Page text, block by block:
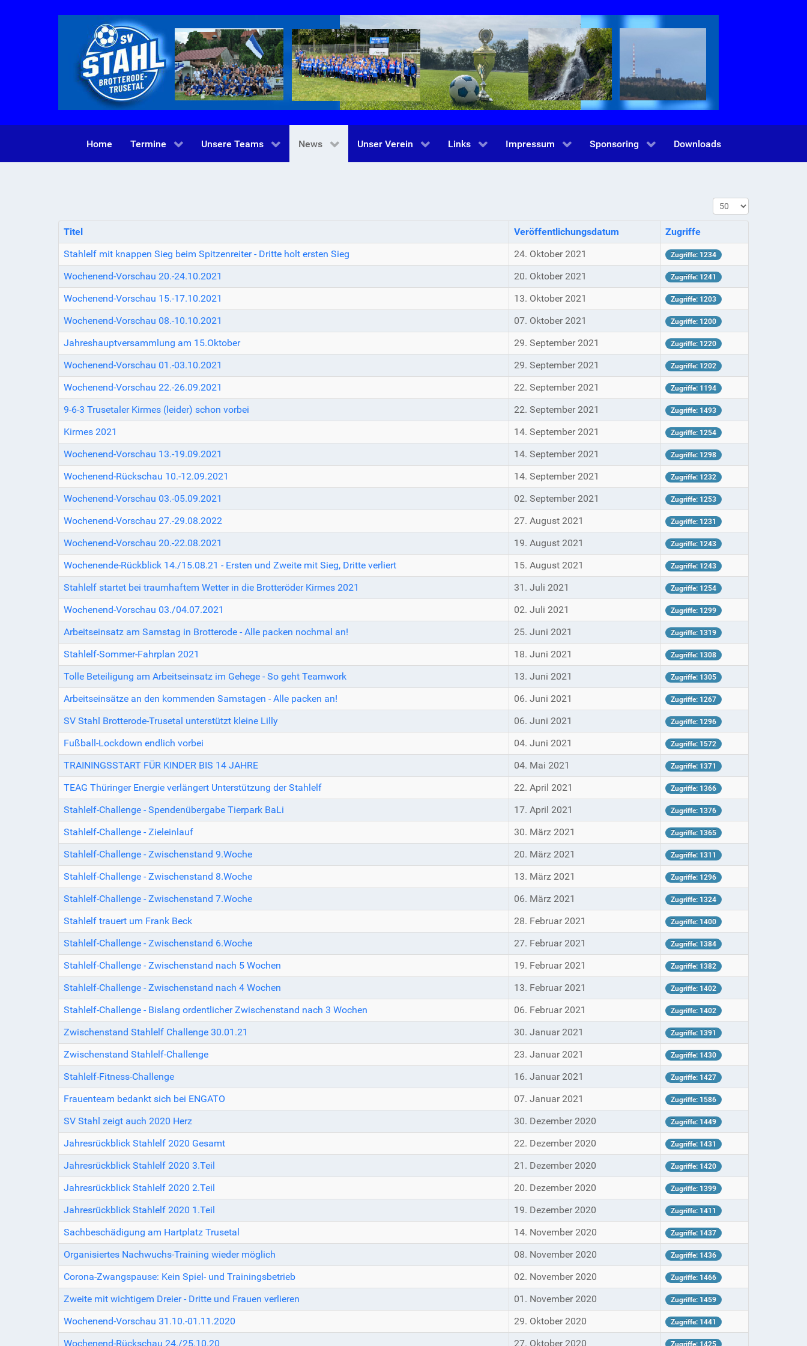
Home Termine Unsere Teams News Unser Verein Links Impressum Sponsoring Downloads
Anzeige #
Titel Veröffentlichungsdatum
Zugriffe
Stahlelf mit knappen Sieg beim Spitzenreiter - Dritte holt ersten Sieg
24. Oktober 2021 Zugriffe: 1234
Wochenend-Vorschau 20.-24.10.2021 20. Oktober 2021 Zugriffe: 1241
Wochenend-Vorschau 15.-17.10.2021 13. Oktober 2021 Zugriffe: 1203
Wochenend-Vorschau 08.-10.10.2021 07. Oktober 2021 Zugriffe: 1200
Jahreshauptversammlung am 15.Oktober 29. September 2021 Zugriffe: 1220
Wochenend-Vorschau 01.-03.10.2021 29. September 2021 Zugriffe: 1202
Wochenend-Vorschau 22.-26.09.2021 22. September 2021 Zugriffe: 1194
9-6-3 Trusetaler Kirmes (leider) schon vorbei 22. September 2021 Zugriffe: 1493
Kirmes 2021 14. September 2021 Zugriffe: 1254
Wochenend-Vorschau 13.-19.09.2021 14. September 2021 Zugriffe: 1298
Wochenend-Rückschau 10.-12.09.2021 14. September 2021 Zugriffe: 1232
Wochenend-Vorschau 03.-05.09.2021 02. September 2021 Zugriffe: 1253
Wochenend-Vorschau 27.-29.08.2022 27. August 2021 Zugriffe: 1231
Wochenend-Vorschau 20.-22.08.2021 19. August 2021 Zugriffe: 1243
Wochenende-Rückblick 14./15.08.21 - Ersten und Zweite mit Sieg, Dritte verliert 15. August 2021 Zugriffe: 1243
Stahlelf startet bei traumhaftem Wetter in die Brotteröder Kirmes 2021 31. Juli 2021 Zugriffe: 1254
Wochenend-Vorschau 03./04.07.2021 02. Juli 2021 Zugriffe: 1299
Arbeitseinsatz am Samstag in Brotterode - Alle packen nochmal an! 25. Juni 2021 Zugriffe: 1319
Stahlelf-Sommer-Fahrplan 2021 18. Juni 2021 Zugriffe: 1308
Tolle Beteiligung am Arbeitseinsatz im Gehege - So geht Teamwork 13. Juni 2021 Zugriffe: 1305
Arbeitseinsätze an den kommenden Samstagen - Alle packen an! 06. Juni 2021 Zugriffe: 1267
SV Stahl Brotterode-Trusetal unterstützt kleine Lilly 06. Juni 2021 Zugriffe: 1296
Fußball-Lockdown endlich vorbei 04. Juni 2021 Zugriffe: 1572
TRAININGSSTART FÜR KINDER BIS 14 JAHRE 04. Mai 2021 Zugriffe: 1371
TEAG Thüringer Energie verlängert Unterstützung der Stahlelf 22. April 2021 Zugriffe: 1366
Stahlelf-Challenge - Spendenübergabe Tierpark BaLi 17. April 2021 Zugriffe: 1376
Stahlelf-Challenge - Zieleinlauf 30. März 2021 Zugriffe: 1365
Stahlelf-Challenge - Zwischenstand 9.Woche 20. März 2021 Zugriffe: 1311
Stahlelf-Challenge - Zwischenstand 8.Woche 13. März 2021 Zugriffe: 1296
Stahlelf-Challenge - Zwischenstand 7.Woche 06. März 2021 Zugriffe: 1324
Stahlelf trauert um Frank Beck 28. Februar 2021 Zugriffe: 1400
Stahlelf-Challenge - Zwischenstand 6.Woche 27. Februar 2021 Zugriffe: 1384
Stahlelf-Challenge - Zwischenstand nach 5 Wochen 19. Februar 2021 Zugriffe: 1382
Stahlelf-Challenge - Zwischenstand nach 4 Wochen 13. Februar 2021 Zugriffe: 1402
Stahlelf-Challenge - Bislang ordentlicher Zwischenstand nach 3 Wochen 06. Februar 2021 Zugriffe: 1402
Zwischenstand Stahlelf Challenge 30.01.21 30. Januar 2021 Zugriffe: 1391
Zwischenstand Stahlelf-Challenge 23. Januar 2021 Zugriffe: 1430
Stahlelf-Fitness-Challenge 16. Januar 2021 Zugriffe: 1427
Frauenteam bedankt sich bei ENGATO 07. Januar 2021 Zugriffe: 1586
SV Stahl zeigt auch 2020 Herz 30. Dezember 2020 Zugriffe: 1449
Jahresrückblick Stahlelf 2020 Gesamt 22. Dezember 2020 Zugriffe: 1431
Jahresrückblick Stahlelf 2020 3.Teil 21. Dezember 2020 Zugriffe: 1420
Jahresrückblick Stahlelf 2020 2.Teil 20. Dezember 2020 Zugriffe: 1399
Jahresrückblick Stahlelf 2020 1.Teil 19. Dezember 2020 Zugriffe: 1411
Sachbeschädigung am Hartplatz Trusetal 14. November 2020 Zugriffe: 1437
Organisiertes Nachwuchs-Training wieder möglich 08. November 2020 Zugriffe: 1436
Corona-Zwangspause: Kein Spiel- und Trainingsbetrieb 02. November 2020 Zugriffe: 1466
Zweite mit wichtigem Dreier - Dritte und Frauen verlieren 01. November 2020 Zugriffe: 1459
Wochenend-Vorschau 31.10.-01.11.2020 29. Oktober 2020 Zugriffe: 1441
Wochenend-Rückschau 24./25.10.20 27. Oktober 2020